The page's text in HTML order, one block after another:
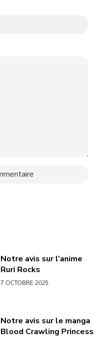
Notre avis sur l’anime
Ruri Rocks
7 OCTOBRE 2025
Notre avis sur le manga
Blood Crawling Princess